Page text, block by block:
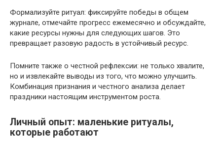
Формализуйте ритуал: фиксируйте победы в общем
журнале, отмечайте прогресс ежемесячно и обсуждайте,
какие ресурсы нужны для следующих шагов. Это
превращает разовую радость в устойчивый ресурс.
Помните также о честной рефлексии: не только хвалите,
но и извлекайте выводы из того, что можно улучшить.
Комбинация признания и честного анализа делает
праздники настоящим инструментом роста.
Личный опыт: маленькие ритуалы,
которые работают